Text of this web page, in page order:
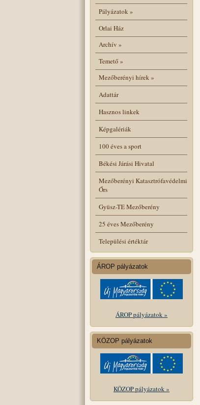
Pályázatok»
Orlai Ház
Archív »
Temető»
Mezőberényi hírek»
Adattár
Hasznos linkek
Képgalériák
100 éves a sport
Békési Járási Hivatal
Mezőberényi Katasztrófavédelmi
Őrs
Gyüsz-TE Mezőberény
25 éves Mezőberény
Települési értéktár
ÁROP pályázatok
ÁROP pályázatok »
KÖZOP pályázatok
KÖZOP pályázatok »